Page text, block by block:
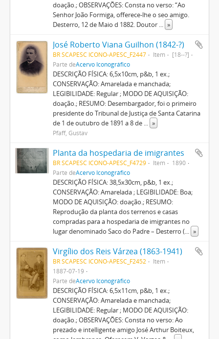
doação.; OBSERVAÇÕES: Consta no verso: “Ao
Senhor João Formiga, offerece-lhe o seo amigo.
Desterro, 12 de Maio d 1882. Doutor ... »
José Roberto Viana Guilhon (1842-?)
BR SCAPESC ICONO-APESC_F2447 Item
[18--?]
Parte deAcervo Iconográfico
DESCRIÇÃO FÍSICA: 6,5x10cm, p&b, 1 ex.;
CONSERVAÇÃO: Amarelada e manchada;
LEGIBILIDADE: Regular ; MODO DE AQUISIÇÃO:
doação.; RESUMO: Desembargador, foi o primeiro
presidente do Tribunal de Justiça de Santa Catarina
de 1 de outubro de 1891 a 8 de ... »
Pfaff, Gustav
Planta da hospedaria de imigrantes
BR SCAPESC ICONO-APESC_F4729 Item
1890
Parte deAcervo Iconográfico
DESCRIÇÃO FÍSICA: 38,5x30cm, p&b, 1 ex.;
CONSERVAÇÃO: Amarelada ; LEGIBILIDADE: Boa;
MODO DE AQUISIÇÃO: doação.; RESUMO:
Reprodução da planta dos terrenos e casas
compradas para a hospedaria de imigrantes no
lugar denominado Saco do Padre – Desterro (... »
Virgílio dos Reis Várzea (1863-1941)
BR SCAPESC ICONO-APESC_F2452
Item
1887-07-19
Parte deAcervo Iconográfico
DESCRIÇÃO FÍSICA: 6,5x11cm, p&b, 1 ex.;
CONSERVAÇÃO: Amarelada e manchada;
LEGIBILIDADE: Regular ; MODO DE AQUISIÇÃO:
doação.; OBSERVAÇÕES: Consta no verso: Ao
prezado e intelligente amigo José Arthur Boiteux,